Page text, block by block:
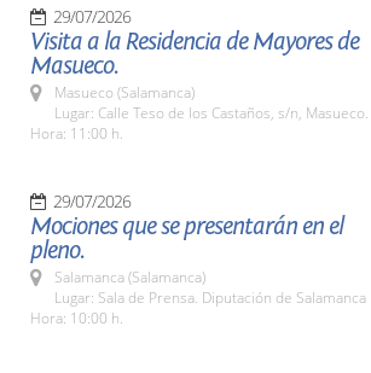
29/07/2026
Visita a la Residencia de Mayores de
Masueco.
Masueco (Salamanca)
Lugar: Calle Teso de los Castaños, s/n, Masueco.
Hora: 11:00 h.
29/07/2026
Mociones que se presentarán en el
pleno.
Salamanca (Salamanca)
Lugar: Sala de Prensa. Diputación de Salamanca
Hora: 10:00 h.